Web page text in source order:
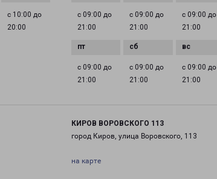
с 10:00 до
20:00
с 09:00 до
21:00
с 09:00 до
21:00
с 09:00 до
21:00
с 09:00 до
21:00
с 09:00 до
21:00
с 09:00 до
21:00
КИРОВ ВОРОВСКОГО 113
город Киров, улица Воровского, 113
на карте